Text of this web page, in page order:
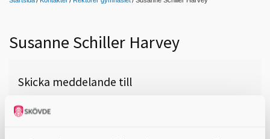
Susanne Schiller Harvey
Skicka meddelande till
Lagmansgymnasiet (EE, IM, IN,